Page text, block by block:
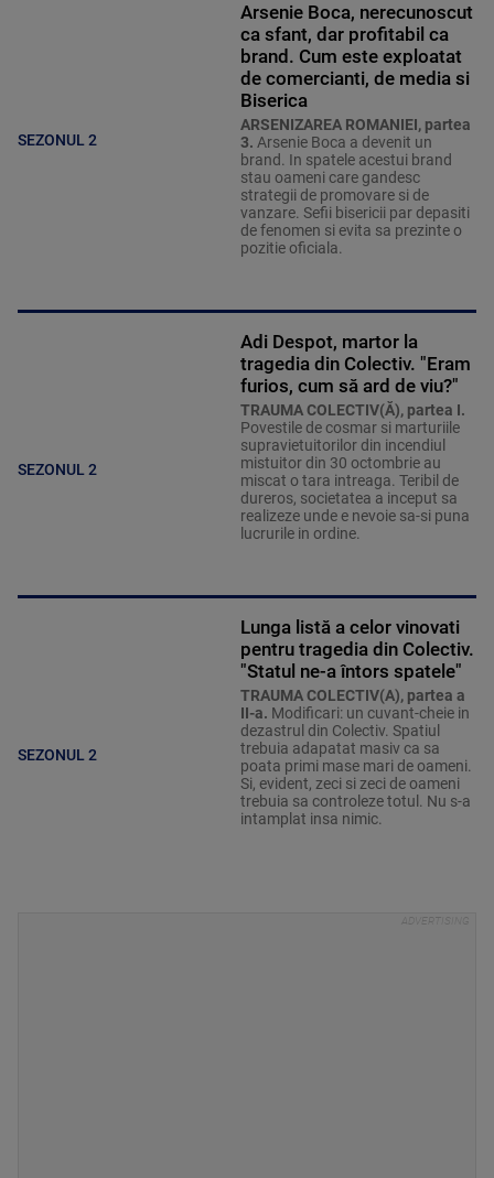
SEZONUL 2
Arsenie Boca, nerecunoscut
ca sfant, dar profitabil ca
brand. Cum este exploatat
de comercianti, de media si
Biserica
ARSENIZAREA ROMANIEI, partea
3. Arsenie Boca a devenit un
brand. In spatele acestui brand
stau oameni care gandesc
strategii de promovare si de
vanzare. Sefii bisericii par depasiti
de fenomen si evita sa prezinte o
pozitie oficiala.
SEZONUL 2
Adi Despot, martor la
tragedia din Colectiv. "Eram
furios, cum să ard de viu?"
TRAUMA COLECTIV(Ă), partea I.
Povestile de cosmar si marturiile
supravietuitorilor din incendiul
mistuitor din 30 octombrie au
miscat o tara intreaga. Teribil de
dureros, societatea a inceput sa
realizeze unde e nevoie sa-si puna
lucrurile in ordine.
SEZONUL 2
Lunga listă a celor vinovati
pentru tragedia din Colectiv.
"Statul ne-a întors spatele"
TRAUMA COLECTIV(A), partea a
II-a. Modificari: un cuvant-cheie in
dezastrul din Colectiv. Spatiul
trebuia adapatat masiv ca sa
poata primi mase mari de oameni.
Si, evident, zeci si zeci de oameni
trebuia sa controleze totul. Nu s-a
intamplat insa nimic.